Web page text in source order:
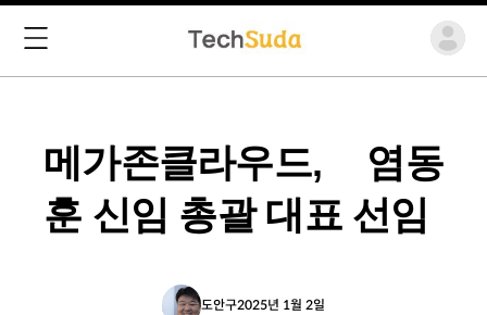
메가존클라우드, 염동
훈 신임 총괄 대표 선임
도안구2025년 1월 2일